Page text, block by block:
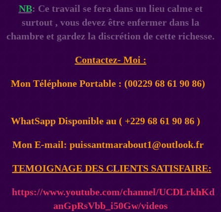
NB: Ce travail se fera dans un lieu calme et
surtout , vous devez être enfermer dans la
chambre et gardez la discrétion de cette richesse.
Contactez- Moi :
Mon Téléphone Portable : (00229 68 61 90 86)
WhatSapp Disponible au ( +229 68 61 90 86 )
Mon E-mail: puissantmarabout1@outlook.fr
TEMOIGNAGE DES CLIENTS SATISFAIRE:
https://www.youtube.com/channel/UCDLrkhKd
anGpRsVbb_i50Gw/videos